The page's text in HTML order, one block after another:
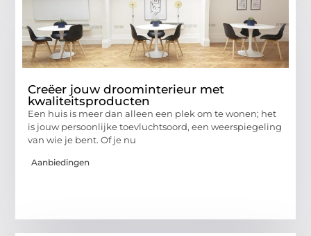
Creëer jouw droominterieur met
kwaliteitsproducten
Een huis is meer dan alleen een plek om te wonen; het
is jouw persoonlijke toevluchtsoord, een weerspiegeling
van wie je bent. Of je nu
Aanbiedingen